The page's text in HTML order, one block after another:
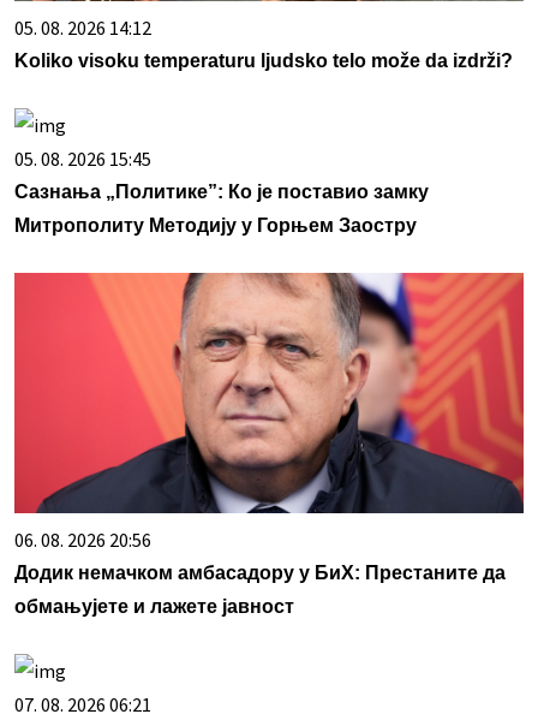
05. 08. 2026 14:12
Koliko visoku temperaturu ljudsko telo može da izdrži?
05. 08. 2026 15:45
Сазнања „Политике”: Ко је поставио замку
Митрополиту Методију у Горњем Заостру
06. 08. 2026 20:56
Додик немачком амбасадору у БиХ: Престаните да
обмањујете и лажете јавност
07. 08. 2026 06:21